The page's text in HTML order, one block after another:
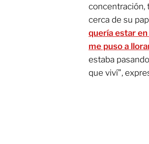
concentración,
cerca de su
quería estar
me puso a
estaba
que viví”,